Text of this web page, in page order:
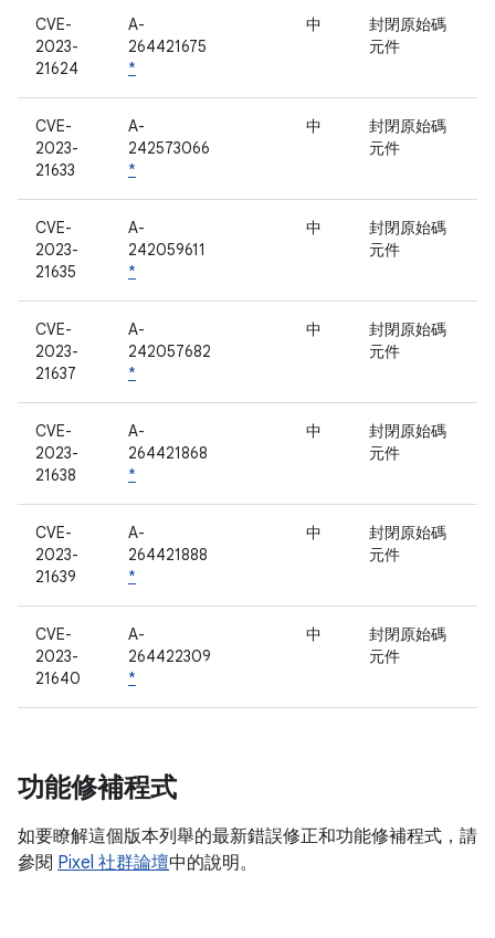
CVE-
2023-
21624
A-
264421675
*
中
封閉原始碼
元件
CVE-
2023-
21633
A-
242573066
*
中
封閉原始碼
元件
CVE-
2023-
21635
A-
242059611
*
中
封閉原始碼
元件
CVE-
2023-
21637
A-
242057682
*
中
封閉原始碼
元件
CVE-
2023-
21638
A-
264421868
*
中
封閉原始碼
元件
CVE-
2023-
21639
A-
264421888
*
中
封閉原始碼
元件
CVE-
2023-
21640
A-
264422309
*
中
封閉原始碼
元件
功能修補程式
如要瞭解這個版本列舉的最新錯誤修正和功能修補程式，請
參閱 Pixel 社群論壇中的說明。